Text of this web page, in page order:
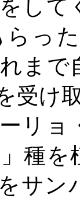
し
らっ
ま
受け
リョ
種を
サ